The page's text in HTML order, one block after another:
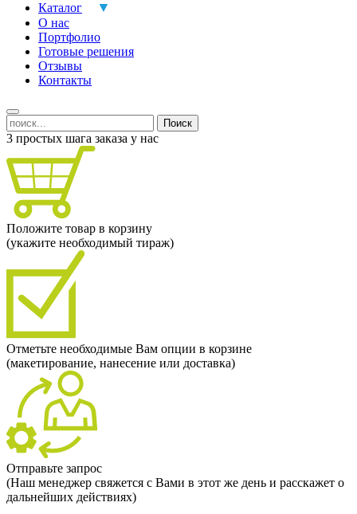
Каталог
О нас
Портфолио
Готовые решения
Отзывы
Контакты
Поиск
3 простых шага заказа у нас
Положите товар в корзину
(укажите необходимый тираж)
Отметьте необходимые Вам опции в корзине
(макетирование, нанесение или доставка)
Отправьте запрос
(Наш менеджер свяжется с Вами в этот же день и расскажет о
дальнейших действиях)